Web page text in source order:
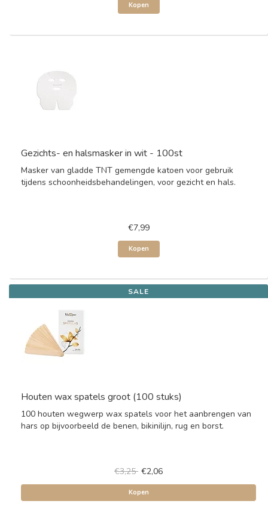
Kopen
Gezichts- en halsmasker in wit - 100st
Masker van gladde TNT gemengde katoen voor gebruik
tijdens schoonheidsbehandelingen, voor gezicht en hals.
€7,99
Kopen
SALE
Houten wax spatels groot (100 stuks)
100 houten wegwerp wax spatels voor het aanbrengen van
hars op bijvoorbeeld de benen, bikinilijn, rug en borst.
€3,25 €2,06
Kopen